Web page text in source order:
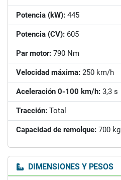
Potencia (kW): 445
Potencia (CV): 605
Par motor: 790 Nm
Velocidad máxima: 250 km/h
Aceleración 0-100 km/h: 3,3 s
Tracción: Total
Capacidad de remolque: 700 kg
DIMENSIONES Y PESOS